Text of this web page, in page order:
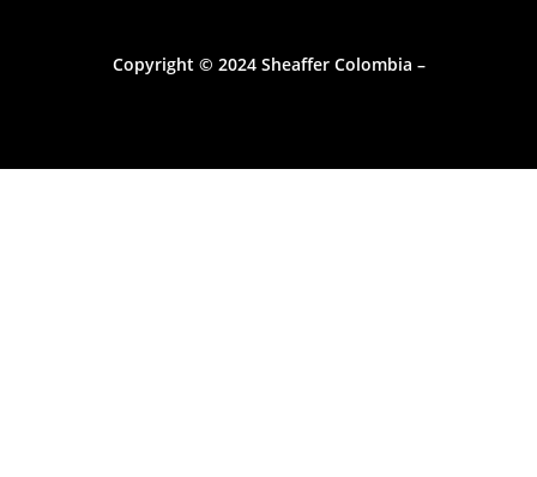
Copyright © 2024 Sheaffer Colombia –